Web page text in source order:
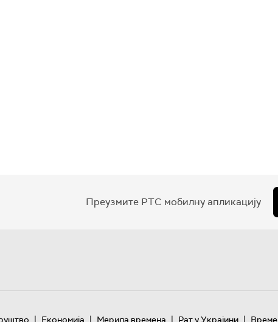
Преузмите РТС мобилну апликацију
| Економија | Мерила времена | Рат у Украјини | Време